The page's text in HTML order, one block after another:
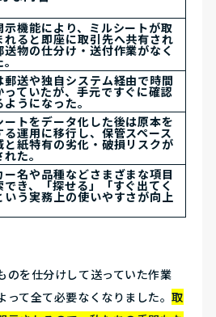
示機能により、ミルシートが取
れると即座に取引先へ共有され
送物の仕分け・送付作業がなく
。
郵送や独自システム経由で時間
っていたが、手元ですぐに確認
ようになった。
ートをデータ化した後は原本を
る運用に移行し、保管スペース
と紙特有の劣化・破損リスクが
れた。
ー名や品種などさまざまな項目
でき、「探せる」「すぐ出てく
いう実務上の使いやすさが向上
のを仕分けして送っていた作業
って全て必要なくなりました。取